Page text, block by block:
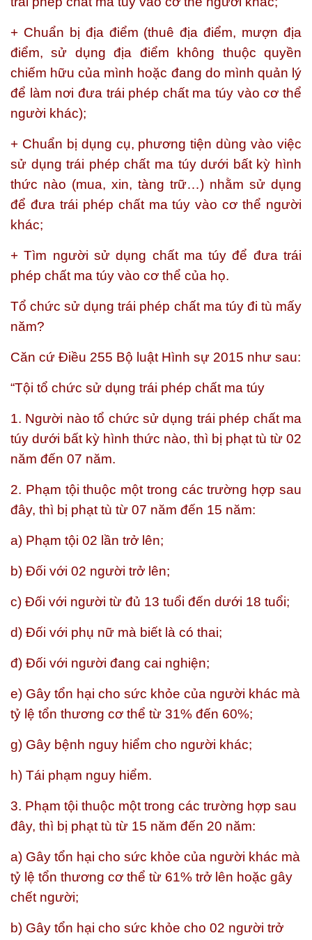
+ Chuẩn bị địa điểm (thuê địa điểm, mượn địa
điểm, sử dụng địa điểm không thuộc quyền
chiếm hữu của mình hoặc đang do mình quản lý
để làm nơi đưa trái phép chất ma túy vào cơ thể
người khác);
+ Chuẩn bị dụng cụ, phương tiện dùng vào việc
sử dụng trái phép chất ma túy dưới bất kỳ hình
thức nào (mua, xin, tàng trữ…) nhằm sử dụng
để đưa trái phép chất ma túy vào cơ thể người
khác;
+ Tìm người sử dụng chất ma túy để đưa trái
phép chất ma túy vào cơ thể của họ.
Tổ chức sử dụng trái phép chất ma túy đi tù mấy
năm?
Căn cứ Điều 255 Bộ luật Hình sự 2015 như sau:
“Tội tổ chức sử dụng trái phép chất ma túy
1. Người nào tổ chức sử dụng trái phép chất ma
túy dưới bất kỳ hình thức nào, thì bị phạt tù từ 02
năm đến 07 năm.
2. Phạm tội thuộc một trong các trường hợp sau
đây, thì bị phạt tù từ 07 năm đến 15 năm:
a) Phạm tội 02 lần trở lên;
b) Đối với 02 người trở lên;
c) Đối với người từ đủ 13 tuổi đến dưới 18 tuổi;
d) Đối với phụ nữ mà biết là có thai;
đ) Đối với người đang cai nghiện;
e) Gây tổn hại cho sức khỏe của người khác mà
tỷ lệ tổn thương cơ thể từ 31% đến 60%;
g) Gây bệnh nguy hiểm cho người khác;
h) Tái phạm nguy hiểm.
3. Phạm tội thuộc một trong các trường hợp sau
đây, thì bị phạt tù từ 15 năm đến 20 năm:
a) Gây tổn hại cho sức khỏe của người khác mà
tỷ lệ tổn thương cơ thể từ 61% trở lên hoặc gây
chết người;
b) Gây tổn hại cho sức khỏe cho 02 người trở